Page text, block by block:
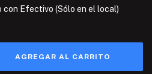
con Efectivo (Sólo en el local)